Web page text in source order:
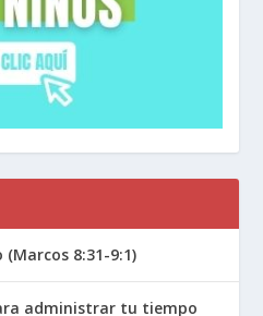
8:31-9:1)
administrar tu tiempo